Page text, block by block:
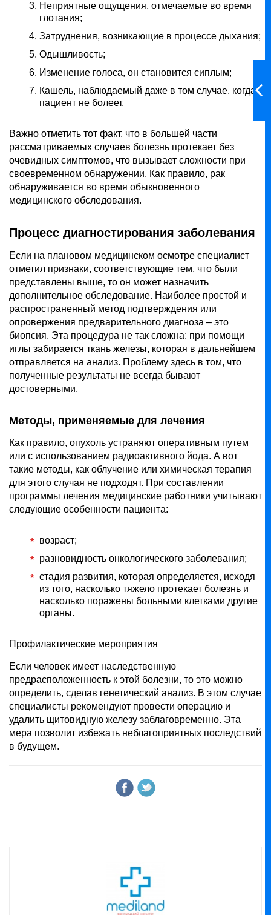
Неприятные ощущения, отмечаемые во время
глотания;
Затруднения, возникающие в процессе дыхания;
Одышливость;
Изменение голоса, он становится сиплым;
Кашель, наблюдаемый даже в том случае, когда
пациент не болеет.
Важно отметить тот факт, что в большей части
рассматриваемых случаев болезнь протекает без
очевидных симптомов, что вызывает сложности при
своевременном обнаружении. Как правило, рак
обнаруживается во время обыкновенного
медицинского обследования.
Процесс диагностирования заболевания
Если на плановом медицинском осмотре специалист
отметил признаки, соответствующие тем, что были
представлены выше, то он может назначить
дополнительное обследование. Наиболее простой и
распространенный метод подтверждения или
опровержения предварительного диагноза – это
биопсия. Эта процедура не так сложна: при помощи
иглы забирается ткань железы, которая в дальнейшем
отправляется на анализ. Проблему здесь в том, что
полученные результаты не всегда бывают
достоверными.
Методы, применяемые для лечения
Как правило, опухоль устраняют оперативным путем
или с использованием радиоактивного йода. А вот
такие методы, как облучение или химическая терапия
для этого случая не подходят. При составлении
программы лечения медицинские работники учитывают
следующие особенности пациента:
возраст;
разновидность онкологического заболевания;
стадия развития, которая определяется, исходя
из того, насколько тяжело протекает болезнь и
насколько поражены больными клетками другие
органы.
Профилактические мероприятия
Если человек имеет наследственную
предрасположенность к этой болезни, то это можно
определить, сделав генетический анализ. В этом случае
специалисты рекомендуют провести операцию и
удалить щитовидную железу заблаговременно. Эта
мера позволит избежать неблагоприятных последствий
в будущем.